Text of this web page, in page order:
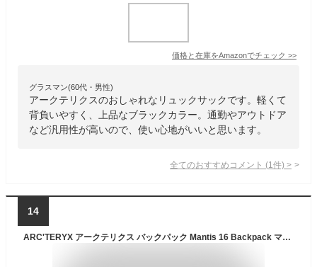
価格と在庫をAmazonでチェック >>
グラスマン(60代・男性)
アークテリクスのおしゃれなリュックサックです。軽くて
背負いやすく、上品なブラックカラー。通勤やアウトドア
など汎用性が高いので、使い心地がいいと思います。
全てのおすすめコメント (1 件) >
14
ARC'TERYX アークテリクス バックパック Mantis 16 Backpack マンティス16 X000010636 メンズ レディース リュック デイパック 撥水 軽量 鞄 ユニセックス LaG Onlinestore